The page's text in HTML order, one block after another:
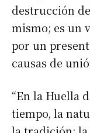
destrucción
mismo; es un
por un
causas de
“En la Huella
tiempo, la